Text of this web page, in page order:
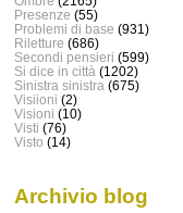
Presenze (55)
Problemi di base (931)
Riletture (686)
Secondi pensieri (599)
Si dice in città (1202)
Sinistra sinistra (675)
Visiioni (2)
Visioni (10)
Visti (76)
Visto (14)
Archivio blog